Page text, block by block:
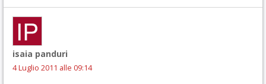
isaia panduri
4 Luglio 2011 alle 09:14